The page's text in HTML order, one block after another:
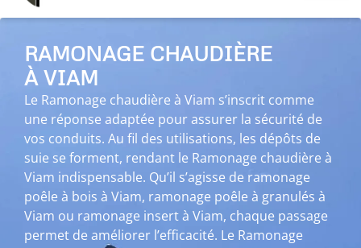
RAMONAGE CHAUDIÈRE
À VIAM
Le Ramonage chaudière à Viam s’inscrit comme
une réponse adaptée pour assurer la sécurité de
vos conduits. Au fil des utilisations, les dépôts de
suie se forment, rendant le Ramonage chaudière à
Viam indispensable. Qu’il s’agisse de ramonage
poêle à bois à Viam, ramonage poêle à granulés à
Viam ou ramonage insert à Viam, chaque passage
permet de améliorer l’efficacité. Le Ramonage